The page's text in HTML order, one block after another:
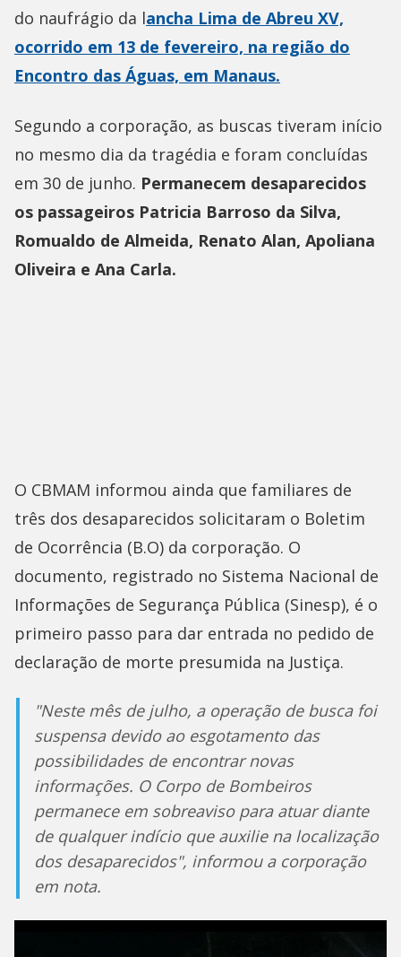
do naufrágio da lancha Lima de Abreu XV,
ocorrido em 13 de fevereiro, na região do
Encontro das Águas, em Manaus.
Segundo a corporação, as buscas tiveram início
no mesmo dia da tragédia e foram concluídas
em 30 de junho. Permanecem desaparecidos
os passageiros Patricia Barroso da Silva,
Romualdo de Almeida, Renato Alan, Apoliana
Oliveira e Ana Carla.
O CBMAM informou ainda que familiares de
três dos desaparecidos solicitaram o Boletim
de Ocorrência (B.O) da corporação. O
documento, registrado no Sistema Nacional de
Informações de Segurança Pública (Sinesp), é o
primeiro passo para dar entrada no pedido de
declaração de morte presumida na Justiça.
"Neste mês de julho, a operação de busca foi
suspensa devido ao esgotamento das
possibilidades de encontrar novas
informações. O Corpo de Bombeiros
permanece em sobreaviso para atuar diante
de qualquer indício que auxilie na localização
dos desaparecidos", informou a corporação
em nota.